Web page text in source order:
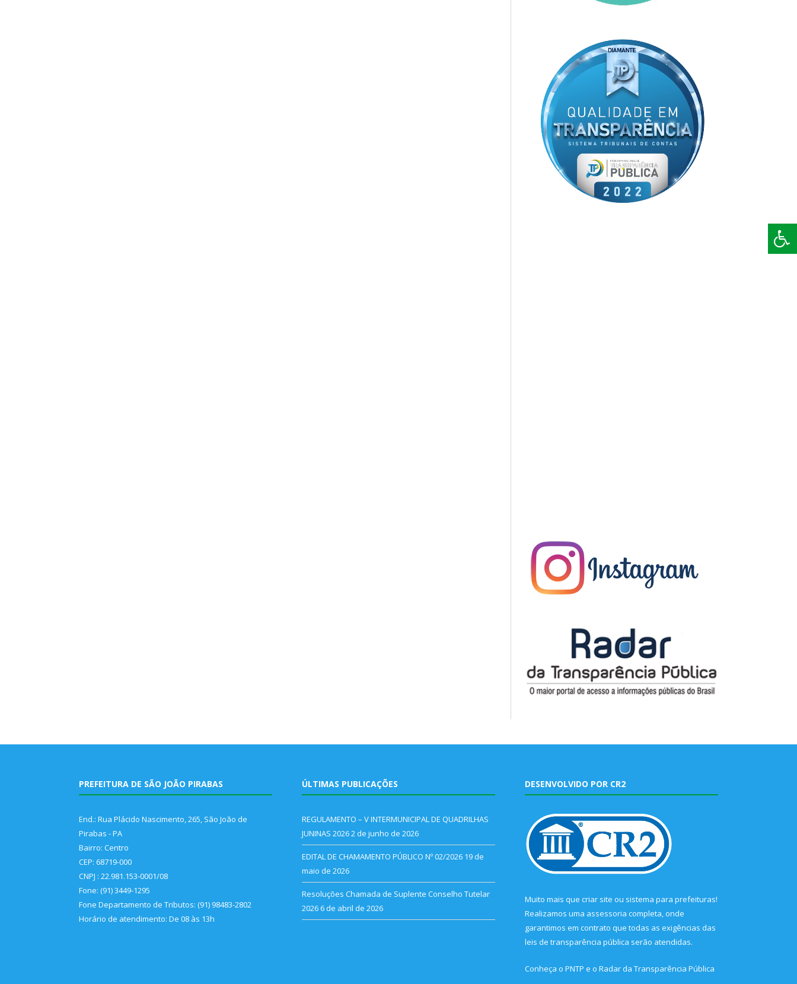
PREFEITURA DE SÃO JOÃO PIRABAS
End.: Rua Plácido Nascimento, 265, São João de
Pirabas - PA
Bairro: Centro
CEP: 68719-000
CNPJ : 22.981.153-0001/08
Fone: (91) 3449-1295
Fone Departamento de Tributos: (91) 98483-2802
Horário de atendimento: De 08 às 13h
ÚLTIMAS PUBLICAÇÕES
REGULAMENTO – V INTERMUNICIPAL DE QUADRILHAS
JUNINAS 20262 de junho de 2026
EDITAL DE CHAMAMENTO PÚBLICO Nº 02/2026 19 de
maio de 2026
Resoluções Chamada de Suplente Conselho Tutelar
2026 6 de abril de 2026
DESENVOLVIDO POR CR2
Muito mais que criar site ou sistema para prefeituras!
Realizamos uma assessoria completa, onde
garantimos em contrato que todas as exigências das
leis de transparência pública serão atendidas.
Conheça o PNTP e o Radar da Transparência Pública